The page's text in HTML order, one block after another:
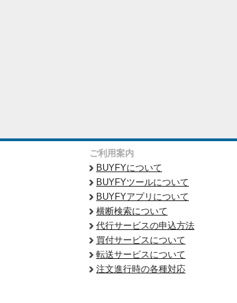
ご利用案内
BUYFYについて
BUYFYツールについて
BUYFYアプリについて
横断検索について
代行サービスの申込方法
買付サービスについて
転送サービスについて
注文進行時の各種対応